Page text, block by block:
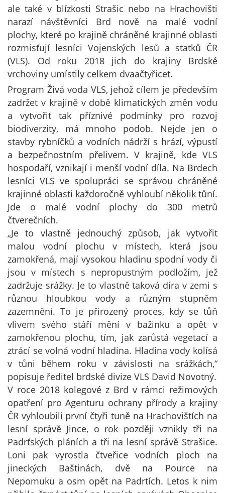
ale také v blízkosti Strašic nebo na Hrachovišti
narazí návštěvníci Brd nově na malé vodní
plochy, které po krajině chráněné krajinné oblasti
rozmisťují lesníci Vojenských lesů a statků ČR
(VLS). Od roku 2018 jich do krajiny Brdské
vrchoviny umístily celkem dvaačtyřicet.
Program Živá voda VLS, jehož cílem je především
zadržet v krajině v době klimatických změn vodu
a vytvořit tak příznivé podmínky pro rozvoj
biodiverzity, má mnoho podob. Nejde jen o
stavby rybníčků a vodních nádrží s hrází, výpustí
a bezpečnostním přelivem. V krajině, kde VLS
hospodaří, vznikají i menší vodní díla. Na Brdech
lesníci VLS ve spolupráci se správou chráněné
krajinné oblasti každoročně vyhloubí několik tůní.
Jde o malé vodní plochy do 300 metrů
čtverečních.
„Je to vlastně jednouchý způsob, jak vytvořit
malou vodní plochu v místech, která jsou
zamokřená, mají vysokou hladinu spodní vody či
jsou v místech s nepropustným podložím, jež
zadržuje srážky. Je to vlastně taková díra v zemi s
různou hloubkou vody a různým stupněm
zazemnění. To je přirozený proces, kdy se tůň
vlivem svého stáří mění v bažinku a opět v
zamokřenou plochu, tím, jak zarůstá vegetací a
ztrácí se volná vodní hladina. Hladina vody kolísá
v tůni během roku v závislosti na srážkách,“
popisuje ředitel brdské divize VLS David Novotný.
V roce 2018 kolegové z Brd v rámci režimových
opatření pro Agenturu ochrany přírody a krajiny
ČR vyhloubili první čtyři tuně na Hrachovištích na
lesní správě Jince, o rok později vznikly tři na
Padrťských pláních a tři na lesní správě Strašice.
Loni pak vyrostla čtveřice vodních ploch na
jineckých Baštinách, dvě na Pource na
Nepomuku a osm opět na Padrtích. Letos k nim